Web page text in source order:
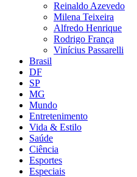
Reinaldo Azevedo
Milena Teixeira
Alfredo Henrique
Rodrigo França
Vinícius Passarelli
Brasil
DF
SP
MG
Mundo
Entretenimento
Vida & Estilo
Saúde
Ciência
Esportes
Especiais